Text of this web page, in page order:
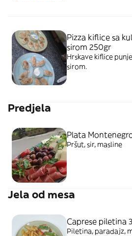
Pizza kiflice sa
sirom 250gr
Hrskave kiflice punjene
sirom.
Predjela
Plata
Pršut, sir, masline
Jela od mesa
Caprese piletina
Piletina, paradajz,